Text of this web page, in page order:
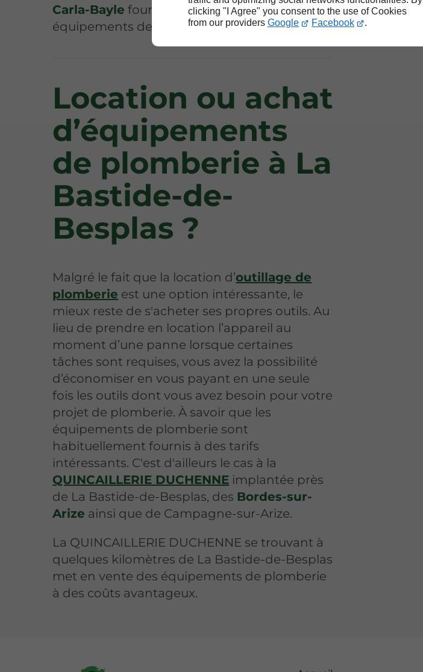
clicking "I Agree" you consent to the use of Cookies
from our providers Google Facebook .
Carla-Bayle fournit de nombreux
équipements de plomberie.
Location ou achat
d’équipements
de plomberie à La
Bastide-de-
Besplas ?
Malgré le fait que la location d’outillage de
plomberie est une option intéressante, le
mieux reste de s'acheter ses propres outils. Au
lieu de prendre en location l’appareil au
moment d’une panne lorsque certaines
tâches sont requises, vous avez la possibilité
d’économiser en vous payant en une seule
fois les outils dont vous avez besoin pour votre
projet de plomberie. À savoir que les
équipements de plomberie sont
habituellement fournis à des tarifs
intéressants. C'est d'ailleurs le cas à la
QUINCAILLERIE DUCHENNE implantée près
de La Bastide-de-Besplas, des Bordes-sur-
Arize ainsi que de Campagne-sur-Arize.
La QUINCAILLERIE DUCHENNE se trouvant à
quelques kilomètres de La Bastide-de-Besplas
met en vente des équipements de plomberie
à des coûts avantageux.